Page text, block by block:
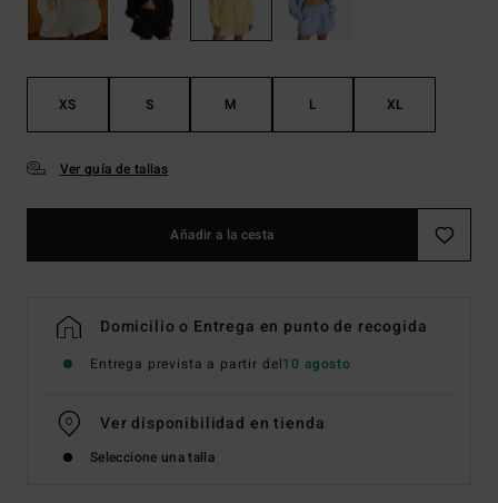
XS S M L XL
Ver guía de tallas
Añadir a la cesta
Domicilio o Entrega en punto de recogida
Entrega prevista a partir del10 agosto
Ver disponibilidad en tienda
Seleccione una talla